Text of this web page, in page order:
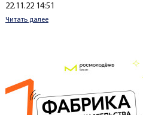
Создано
22.11.22 14:51
Читать далее